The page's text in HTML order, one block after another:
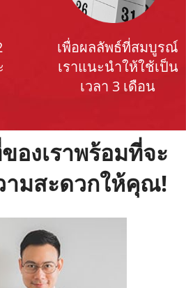
เพื่อผลลัพธ์ที่สมบูรณ์
เราแนะนำให้ใช้เป็น
เวลา 3 เดือน
องเราพร้อมที่จะ
ามสะดวกให้คุณ!